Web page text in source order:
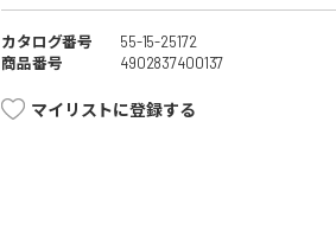
カタログ番号
55-15-25172
商品番号
4902837400137
マイリストに登録する